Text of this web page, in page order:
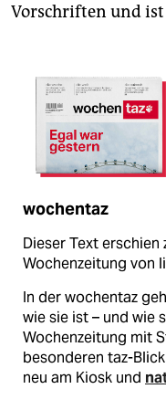
Vorschriften und
wochentaz
Dieser Text erschien
Wochenzeitung von
In der wochentaz
wie sie ist – und wie
Wochenzeitung mit
besonderen taz-
neu am Kiosk und